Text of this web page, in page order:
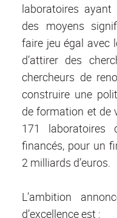
laboratoires
des moyens
faire jeu égal avec
d’attirer des
chercheurs de
construire une
de formation et de
171 laboratoires
financés, pour un
2 milliards d’euros.
L’ambition
d’excellence est :